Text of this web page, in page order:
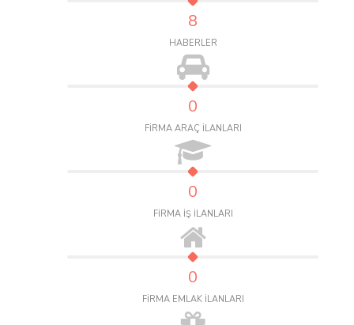
8
HABERLER
0
FİRMA ARAÇ İLANLARI
0
FİRMA İŞ İLANLARI
0
FİRMA EMLAK İLANLARI